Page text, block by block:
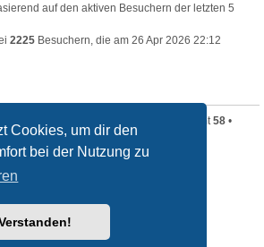
Cookies, um dir den
bei der Nutzung zu
auf den aktiven Besuchern der letzten 5
2225 Besuchern, die am 26 Apr 2026 22:12
• Mitglieder insgesamt58 •
© phpBB Limited
& v12mike